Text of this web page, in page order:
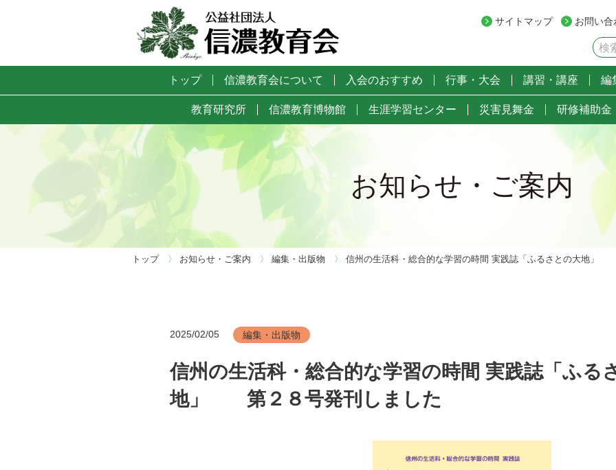
サイトマップ お問い合
トップ 信濃教育会について 入会のおすすめ 行事・大会 講習・講座 編
教育研究所 信濃教育博物館 生涯学習センター 災害見舞金 研修補助金
お知らせ・ご案内
トップ 〉 お知らせ・ご案内 〉 編集・出版物 〉 信州の生活科・総合的な学習の時間 実践誌「ふるさとの大地」
2025/02/05 編集・出版物
信州の生活科・総合的な学習の時間 実践誌「ふる
地」 第２８号発刊しました